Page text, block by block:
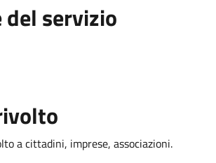
servizio
a cittadini, imprese, associazioni.